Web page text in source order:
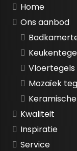
Home
Ons aanbod
Vloertegels
Mozaïek
Kwaliteit
Inspiratie
Service